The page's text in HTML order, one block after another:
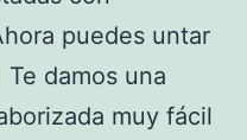
puedes untar
damos una
muy fácil